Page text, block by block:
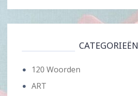
CATEGORIEËN
120 Woorden
ART